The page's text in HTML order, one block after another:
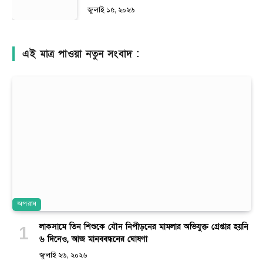
জুলাই ১৫, ২০২৬
এই মাত্র পাওয়া নতুন সংবাদ :
অপরাধ
লাকসামে তিন শিশুকে যৌন নিপীড়নের মামলার অভিযুক্ত গ্রেপ্তার হয়নি
৬ দিনেও, আজ মানববন্ধনের ঘোষণা
জুলাই ২৬, ২০২৬